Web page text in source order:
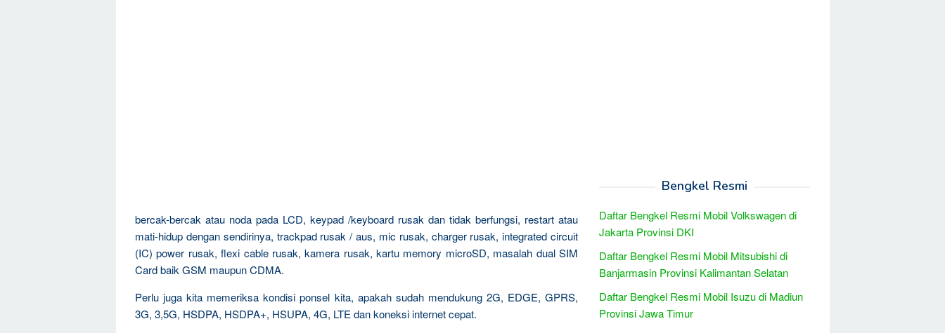
bercak-bercak atau noda pada LCD, keypad /keyboard rusak dan tidak berfungsi, restart atau
mati-hidup dengan sendirinya, trackpad rusak / aus, mic rusak, charger rusak, integrated circuit
(IC) power rusak, flexi cable rusak, kamera rusak, kartu memory microSD, masalah dual SIM
Card baik GSM maupun CDMA.
Perlu juga kita memeriksa kondisi ponsel kita, apakah sudah mendukung 2G, EDGE, GPRS,
3G, 3,5G, HSDPA, HSDPA+, HSUPA, 4G, LTE dan koneksi internet cepat.
Bengkel Resmi
Daftar Bengkel Resmi Mobil Volkswagen di
Jakarta Provinsi DKI
Daftar Bengkel Resmi Mobil Mitsubishi di
Banjarmasin Provinsi Kalimantan Selatan
Daftar Bengkel Resmi Mobil Isuzu di Madiun
Provinsi Jawa Timur